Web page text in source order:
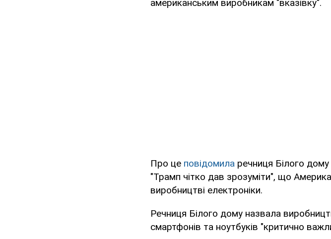
американським виробникам "вказівку".
Про це повідомила речниця Білого дому
"Трамп чітко дав зрозуміти", що
виробництві електроніки.
Речниця Білого дому назвала
смартфонів та ноутбуків "критично